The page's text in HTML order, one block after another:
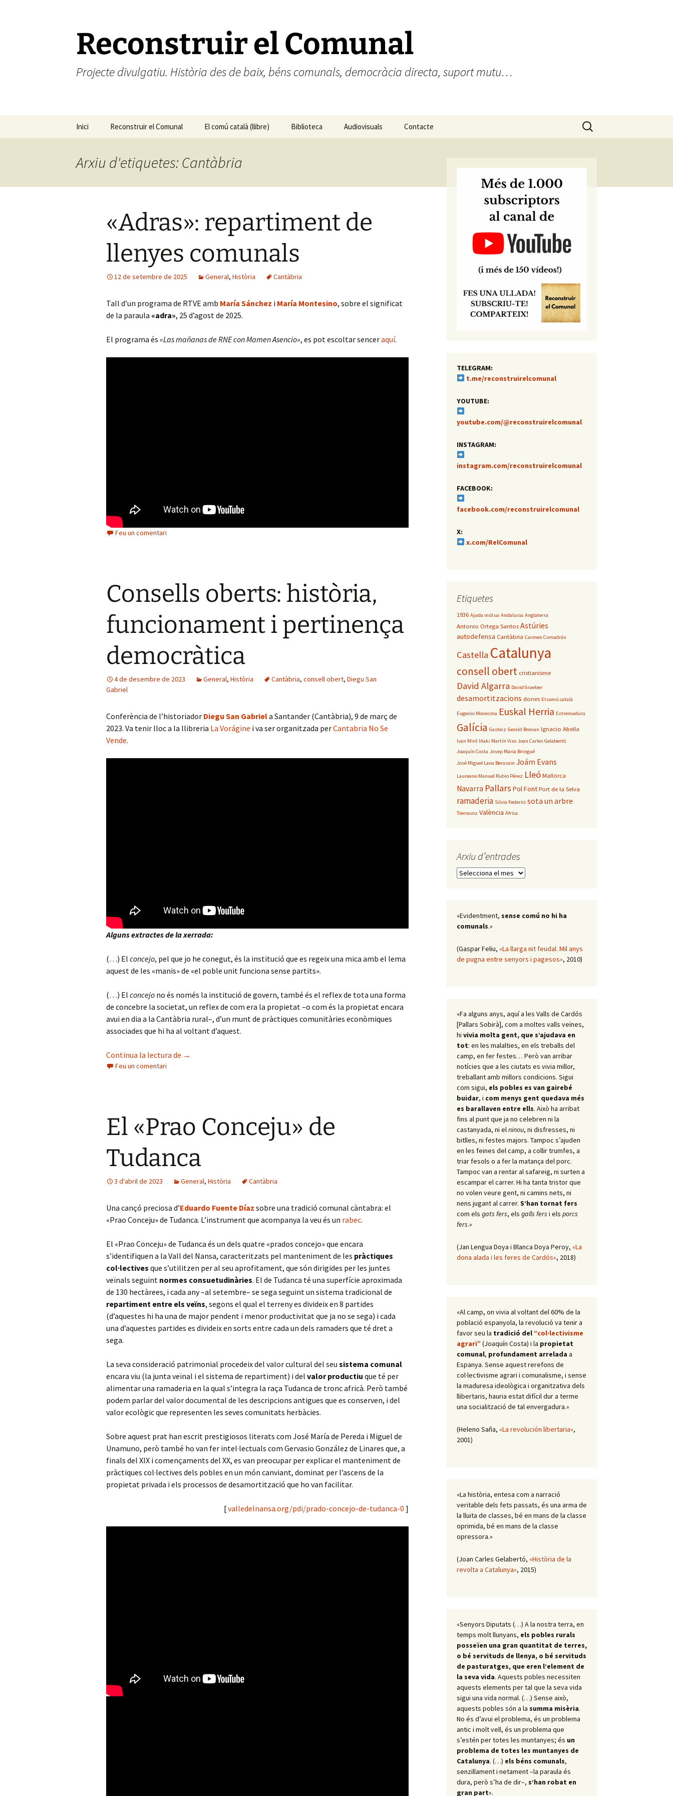
Reconstruir el Comunal
Projecte divulgatiu. Història des de baix, béns comunals, democràcia directa, suport mutu…
Inici Reconstruir el Comunal El comú català (llibre) Biblioteca Audiovisuals Contacte
Cerca:
Arxiu d'etiquetes: Cantàbria
«Adras»: repartiment de
llenyes comunals
12 de setembre de 2025 General, Història Cantàbria
Tall d’un programa de RTVE amb María Sánchez i María Montesino, sobre el significat
de la paraula «adra», 25 d’agost de 2025.
El programa és «Las mañanas de RNE con Mamen Asencio», es pot escoltar senceraquí.
Feu un comentari
Consells oberts: història,
funcionament i pertinença
democràtica
4 de desembre de 2023 General, Història Cantàbria, consell obert, Diegu San
Gabriel
Conferència de l’historiador Diegu San Gabriela Santander (Cantàbria), 9 de març de
2023. Va tenir lloc a la llibreria La Vorágine i va ser organitzada perCantabria No Se
Vende.
Alguns extractes de la xerrada:
(…) El concejo, pel que jo he conegut, és la institució que es regeix una mica amb el lema
aquest de les «manis» de «el poble unit funciona sense partits».
(…) El concejo no és només la institució de govern, també és el reflex de tota una forma
de concebre la societat, un reflex de com era la propietat –o com és la propietat encara
avui en dia a la Cantàbria rural–, d’un munt de pràctiques comunitàries econòmiques
associades que hi ha al voltant d’aquest.
Continua la lectura de Consells oberts: història, funcionament i pertinença democràtica
→
Feu un comentari
El «Prao Conceju» de
Tudanca
3 d'abril de 2023 General, Història Cantàbria
Una cançó preciosa d’Eduardo Fuente Díaz sobre una tradició comunal càntabra: el
«Prao Conceju» de Tudanca. L’instrument que acompanya la veu és un rabec.
El «Prao Conceju» de Tudanca és un dels quatre «prados concejo» que encara
s’identifiquen a la Vall del Nansa, caracteritzats pel manteniment de les pràctiques
col·lectives que s’utilitzen per al seu aprofitament, que són dirigides per les juntes
veïnals seguint normes consuetudinàries. El de Tudanca té una superfície aproximada
de 130 hectàrees, i cada any –al setembre– se sega seguint un sistema tradicional de
repartiment entre els veïns, segons el qual el terreny es divideix en 8 partides
(d’aquestes hi ha una de major pendent i menor productivitat que ja no se sega) i cada
una d’aquestes partides es divideix en sorts entre cada un dels ramaders que té dret a
sega.
La seva consideració patrimonial procedeix del valor cultural del seu sistema comunal
encara viu (la junta veïnal i el sistema de repartiment) i del valor productiu que té per
alimentar una ramaderia en la qual s’integra la raça Tudanca de tronc africà. Però també
podem parlar del valor documental de les descripcions antigues que es conserven, i del
valor ecològic que representen les seves comunitats herbàcies.
Sobre aquest prat han escrit prestigiosos literats com José María de Pereda i Miguel de
Unamuno, però també ho van fer intel·lectuals com Gervasio González de Linares que, a
finals del XIX i començaments del XX, es van preocupar per explicar el manteniment de
pràctiques col·lectives dels pobles en un món canviant, dominat per l’ascens de la
propietat privada i els processos de desamortització que ho van facilitar.
[valledelnansa.org/pdi/prado-concejo-de-tudanca-0 ]
TELEGRAM:
t.me/reconstruirelcomunal
YOUTUBE:
youtube.com/@reconstruirelcomunal
INSTAGRAM:
instagram.com/reconstruirelcomunal
FACEBOOK:
facebook.com/reconstruirelcomunal
X:
x.com/RelComunal
Etiquetes
1936 Ajuda mútua Andalusia Anglaterra
Antonio Ortega Santos Astúries
autodefensa Cantàbria Carmen Comadrán
Castella Catalunya
consell obert cristianisme
David Algarra David Graeber
desamortitzacions dones El comú català
Eugenio Monesma Euskal Herria Extremadura
Galícia Gasteiz Gerald Brenan Ignacio Abella
Ivan Miró Iñaki Martín Viso Joan Carles Gelabertó
Joaquín Costa Josep Maria Bringué
José Miguel Lana Berasain Joám Evans
Laureano Manuel Rubio Pérez Lleó Mallorca
Navarra Pallars Pol Font Port de la Selva
ramaderia Silvia Federici sota un arbre
Tierravoz València Àfrica
Arxiu d’entrades
Arxiu
«Evidentment, sense comú no hi ha
comunals.»
(Gaspar Feliu, «La llarga nit feudal. Mil anys
de pugna entre senyors i pagesos», 2010)
«Fa alguns anys, aquí a les Valls de Cardós
[Pallars Sobirà], com a moltes valls veïnes,
hi vivia molta gent, que s’ajudava en
tot: en les malalties, en els treballs del
camp, en fer festes… Però van arribar
notícies que a les ciutats es vivia millor,
treballant amb millors condicions. Sigui
com sigui, els pobles es van gairebé
buidar, i com menys gent quedava més
es barallaven entre ells. Això ha arribat
fins al punt que ja no celebren ni la
castanyada, ni elninou, ni disfresses, ni
bitlles, ni festes majors. Tampoc s’ajuden
en les feines del camp, a collir trumfes, a
triar fesols o a fer la matança del porc.
Tampoc van a rentar al safareig, ni surten a
escampar el carrer. Hi ha tanta tristor que
no volen veure gent, ni camins nets, ni
nens jugant al carrer. S’han tornat fers
com els gats fers, els galls fers i els porcs
fers.»
(Jan Lengua Doya i Blanca Doya Peroy, «La
dona alada i les feres de Cardós», 2018)
«Al camp, on vivia al voltant del 60% de la
població espanyola, la revolució va tenir a
favor seu la tradició del “col·lectivisme
agrari” (Joaquín Costa) i la propietat
comunal, profundament arrelada a
Espanya. Sense aquest rerefons de
col·lectivisme agrari i comunalisme, i sense
la maduresa ideològica i organitzativa dels
llibertaris, hauria estat difícil dur a terme
una socialització de tal envergadura.»
(Heleno Saña, «La revolución libertaria»,
2001)
«La història, entesa com a narració
veritable dels fets passats, és una arma de
la lluita de classes, bé en mans de la classe
oprimida, bé en mans de la classe
opressora.»
(Joan Carles Gelabertó, «Història de la
revolta a Catalunya», 2015)
«Senyors Diputats (…) A la nostra terra, en
temps molt llunyans, els pobles rurals
posseïen una gran quantitat de terres,
o bé servituds de llenya, o bé servituds
de pasturatges, que eren l’element de
la seva vida. Aquests pobles necessiten
aquests elements per tal que la seva vida
sigui una vida normal. (…) Sense això,
aquests pobles són a la summa misèria.
No és d’avui el problema, és un problema
antic i molt vell, és un problema que
s’estén per totes les muntanyes; és un
problema de totes les muntanyes de
Catalunya. (…) els béns comunals,
senzillament i netament –la paraula és
dura, però s’ha de dir–, s’han robat en
gran part».